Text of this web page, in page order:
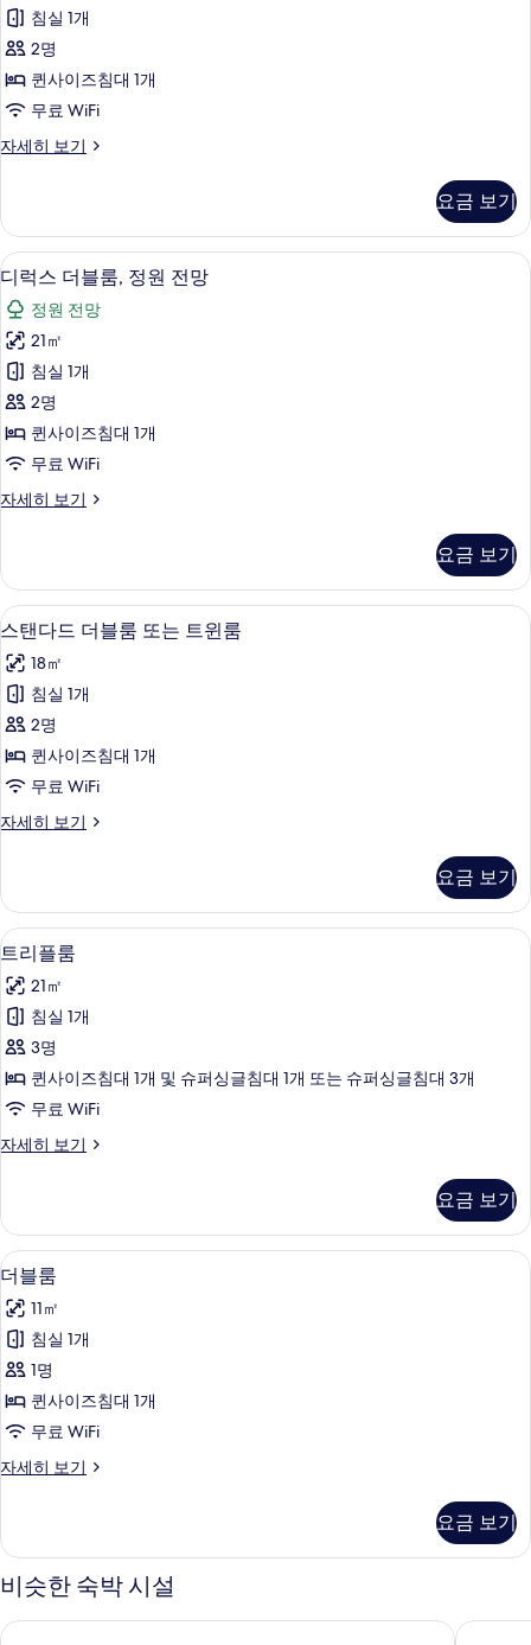
룸,
발
코
니
사
모
두
보
기
침실 1개
2명
퀸사이즈침대 1개
무료 WiFi
자세히 보기
슈
룸,
발
코
니
자
세
히
보
기
요금 보기
디
럭
스
더
블
룸,
정
원
전
사
진
모
두
보
기
디럭스 더블룸, 정원 전망 | 미니바, 객
15
디럭스 더블룸, 정원 전망
정원 전망
21㎡
침실 1개
2명
퀸사이즈침대 1개
무료 WiFi
자세히 보기
디
블
룸,
정
전
망
세
히
보
기
요금 보기
스
탠
다
드
더
블
룸
또
트
윈
룸
사
진
모
두
보
기
스탠다드 더블룸 또는 트윈룸 | 미니바
6
스탠다드 더블룸 또는 트윈룸
18㎡
침실 1개
2명
퀸사이즈침대 1개
무료 WiFi
자세히 보기
스
더
블
룸
는
트
룸
자
세
히
보
요금 보기
트
리
플
룸
사
진
모
두
기
트리플룸 | 미니바, 객실 내 금고, 책상,
5
트리플룸
21㎡
침실 1개
3명
퀸사이즈침대 1개 및 슈퍼싱글침대 1개 또는 슈퍼싱글침대 3개
무료 WiFi
자세히 보기
트
자
세
히
보
기
요금 보기
더
블
룸
사
진
모
두
보
5
더블룸
11㎡
침실 1개
1명
퀸사이즈침대 1개
무료 WiFi
자세히 보기
더
세
보
요금 보기
비슷한 숙박 시설
IQ Hotel Firenze 에코 어